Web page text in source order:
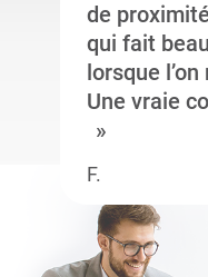
de
qui fait
lorsque
Une vraie
F.